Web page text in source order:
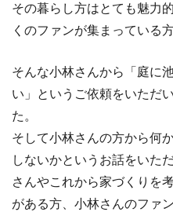
その暮らし方はとても魅力
くのファンが集まっている方
そんな小林さんから「庭に
い」というご依頼をいただ
た。
そして小林さんの方から何
しないかというお話をいた
さんやこれから家づくりを
がある方、小林さんのファ